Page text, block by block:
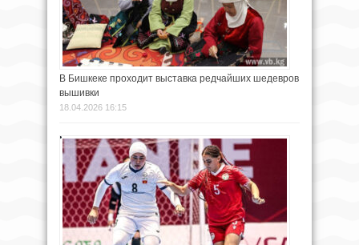
В Бишкеке проходит выставка редчайших шедевров
вышивки
18.04.2026 16:15